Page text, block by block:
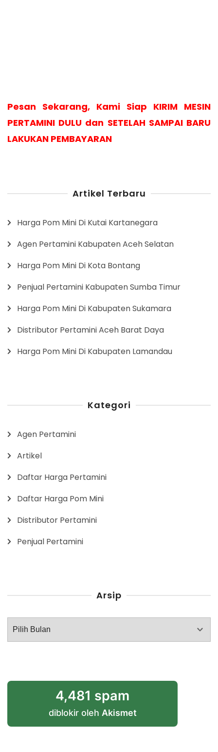
Pesan Sekarang, Kami Siap KIRIM MESIN
PERTAMINI DULU dan SETELAH SAMPAI BARU
LAKUKAN PEMBAYARAN
Artikel Terbaru
Harga Pom Mini Di Kutai Kartanegara
Agen Pertamini Kabupaten Aceh Selatan
Harga Pom Mini Di Kota Bontang
Penjual Pertamini Kabupaten Sumba Timur
Harga Pom Mini Di Kabupaten Sukamara
Distributor Pertamini Aceh Barat Daya
Harga Pom Mini Di Kabupaten Lamandau
Kategori
Agen Pertamini
Artikel
Daftar Harga Pertamini
Daftar Harga Pom Mini
Distributor Pertamini
Penjual Pertamini
Arsip
Arsip
4,481 spam
diblokir oleh Akismet